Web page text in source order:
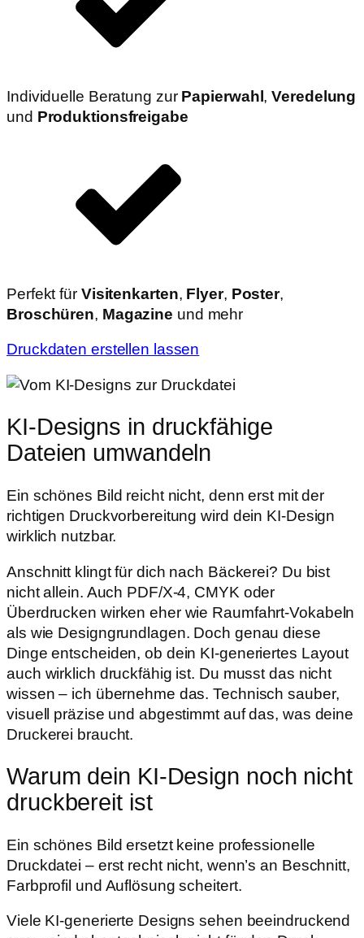
Individuelle Beratung zur Papierwahl,Veredelung
und Produktionsfreigabe
Perfekt für Visitenkarten, Flyer, Poster,
Broschüren, Magazine und mehr
Druckdaten erstellen lassen
KI-Designs in druckfähige
Dateien umwandeln
Ein schönes Bild reicht nicht, denn erst mit der
richtigen Druckvorbereitung wird dein KI-Design
wirklich nutzbar.
Anschnitt klingt für dich nach Bäckerei? Du bist
nicht allein. Auch PDF/X-4, CMYK oder
Überdrucken wirken eher wie Raumfahrt-Vokabeln
als wie Designgrundlagen. Doch genau diese
Dinge entscheiden, ob dein KI-generiertes Layout
auch wirklich druckfähig ist. Du musst das nicht
wissen – ich übernehme das. Technisch sauber,
visuell präzise und abgestimmt auf das, was deine
Druckerei braucht.
Warum dein KI-Design noch nicht
druckbereitist
Ein schönes Bild ersetzt keine professionelle
Druckdatei – erst recht nicht, wenn’s an Beschnitt,
Farbprofil und Auflösung scheitert.
Viele KI-generierte Designs sehen beeindruckend